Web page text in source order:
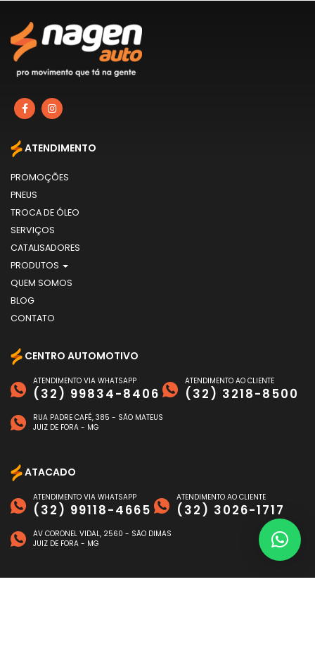
ATENDIMENTO
PROMOÇÕES
PNEUS
TROCA DE ÓLEO
SERVIÇOS
CATALISADORES
PRODUTOS
QUEM SOMOS
BLOG
CONTATO
CENTRO AUTOMOTIVO
ATENDIMENTO VIA WHATSAPP
(32) 99834-8406
ATENDIMENTO AO CLIENTE
(32) 3218-8500
RUA PADRE CAFÉ, 385 - SÃO MATEUS
JUIZ DE FORA - MG
ATACADO
ATENDIMENTO VIA WHATSAPP
(32) 99118-4665
ATENDIMENTO AO CLIENTE
(32) 3026-1717
AV CORONEL VIDAL, 2560 - SÃO DIMAS
JUIZ DE FORA - MG